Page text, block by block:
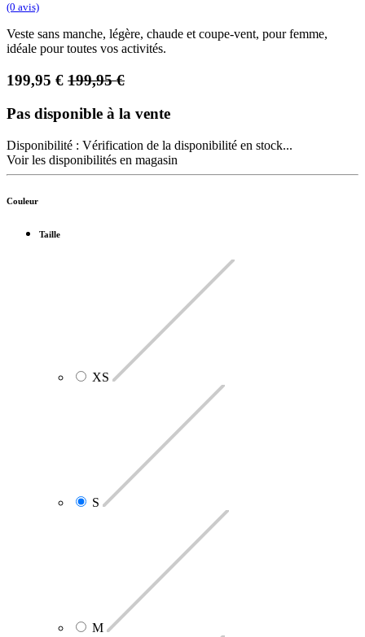
(0 avis)
Veste sans manche, légère, chaude et coupe-vent, pour femme,
idéale pour toutes vos activités.
199,95 € 199,95€
Pas disponible à la vente
Disponibilité : Vérification de la disponibilité en stock...
Voir les disponibilités en magasin
Couleur
Taille
XS
S
M